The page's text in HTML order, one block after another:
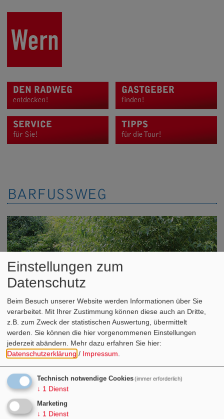
DEN RADWEG
entdecken!
GASTGEBER
finden!
SERVICE
für Sie!
TIPPS
für die Tour!
BARFUSSWEG
Direkt am Wern-Radweg und neben dem Kräutergarten in
Stetten liegt der Barfuß-Fühlpfad.
Mit bloßen Füßen kann man hier auf den unterschiedlichen
Bodenbelägen, wie z.B. in der Zapfengrube, im Sandgraben oder
Einstellungen zum
Datenschutz
Beim Besuch unserer Website werden Informationen über Sie
verarbeitet. Mit Ihrer Zustimmung können diese auch an Dritte,
z.B. zum Zweck der statistischen Auswertung, übermittelt
werden. Sie können die hier vorgenommenen Einstellungen
jederzeit abändern. Mehr dazu erfahren Sie hier:
Datenschutzerklärung / Impressum.
Technisch notwendige Cookies(immer erforderlich)
↓ 1 Dienst
Marketing
↓ 1 Dienst